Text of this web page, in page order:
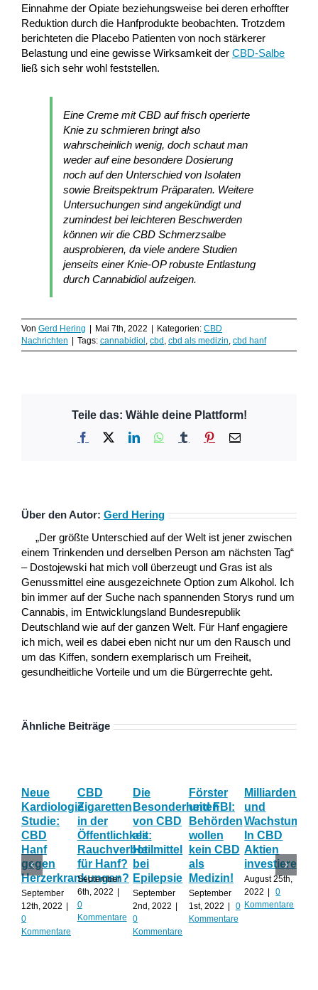
Einnahme der Opiate beziehungsweise bei deren erhoffter
Reduktion durch die Hanfprodukte beobachten. Trotzdem
berichteten die Placebo Patienten von noch stärkerer
Belastung und eine gewisse Wirksamkeit der CBD-Salbe
ließ sich sehr wohl feststellen.
Eine Creme mit CBD auf frisch operierte
Knie zu schmieren bringt also
wahrscheinlich wenig, doch schaut man
weder auf eine besondere Dosierung
noch auf den Unterschied von Isolaten
sowie Breitspektrum Präparaten. Weitere
Untersuchungen sind angekündigt und
zumindest bei leichteren Beschwerden
können wir die CBD Schmerzsalbe
ausprobieren, da viele andere Studien
jenseits einer Knie-OP robuste Entlastung
durch Cannabidiol aufzeigen.
Von Gerd Hering | Mai 7th, 2022 | Kategorien: CBD
Nachrichten | Tags: cannabidiol, cbd, cbd als medizin, cbd hanf
Teile das: Wähle deine Plattform!
Facebook LinkedInWhatsApp
Tumblr Pinterest
E-
Über den Autor: Gerd Hering
„Der größte Unterschied auf der Welt ist jener zwischen
einem Trinkenden und derselben Person am nächsten Tag“
– Dostojewski hat mich voll überzeugt und Gras ist als
Genussmittel eine ausgezeichnete Option zum Alkohol. Ich
bin immer auf der Suche nach spannenden Storys rund um
Cannabis, im Entwicklungsland Bundesrepublik
Deutschland wie auf der ganzen Welt. Für Hanf engagiere
ich mich, weil es dabei eben nicht nur um den Rausch und
um das Kiffen, sondern exemplarisch um Freiheit,
gesundheitliche Vorteile und um die Bürgerrechte geht.
Ähnliche Beiträge
Neue
Kardiologie
Studie:
CBD
Hanf
gegen
Herzerkrankungen?
September
12th, 2022
0
Kommentare
CBD
Zigaretten
in der
Öffentlichkeit:
Rauchverbot
für Hanf?
September
6th, 2022
0
Kommentare
Die
Besonderheiten
von CBD
als
Heilmittel
bei
Epilepsie
September
2nd, 2022
0
Kommentare
Förster
und FBI:
Behörden
wollen
kein CBD
als
Medizin!
September
1st, 2022
0
Kommentare
und
Wachstum:
In CBD
Aktien
investieren?
August 25th,
2022
0
Kommentare